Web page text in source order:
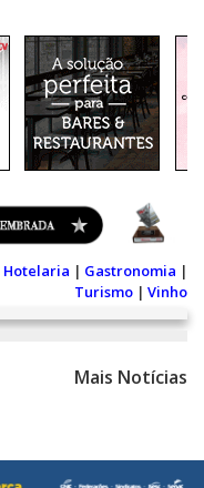
Hotelaria | Gastronomia |
Turismo | Vinho
Mais Notícias